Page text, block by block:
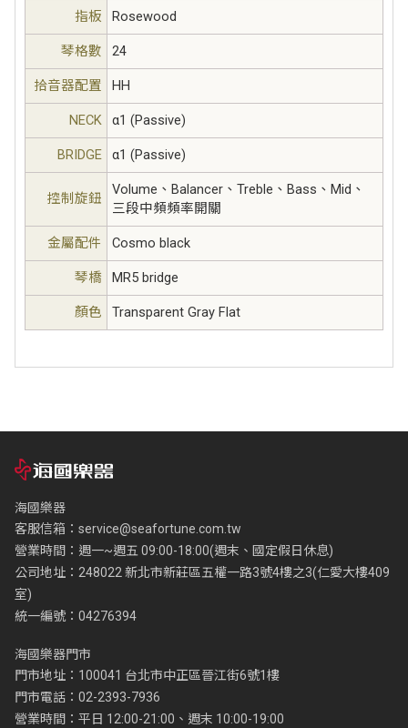
指板 Rosewood
琴格數 24
拾音器配置 HH
NECK α1 (Passive)
BRIDGE α1 (Passive)
控制旋鈕
Volume、Balancer、Treble、Bass、Mid、
三段中頻頻率開關
金屬配件 Cosmo black
琴橋 MR5 bridge
顏色 Transparent Gray Flat
海國樂器
客服信箱： service@seafortune.com.tw
營業時間：週一~週五 09:00-18:00(週末、國定假日休息)
公司地址：248022 新北市新莊區五權一路3號4樓之3(仁愛大樓409
室)
統一編號：04276394
海國樂器門市
門市地址：100041 台北市中正區晉江街6號1樓
門市電話：02-2393-7936
營業時間：平日 12:00-21:00、週末 10:00-19:00